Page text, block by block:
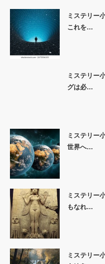
ミステリー
これを…
ミステリー
グは必…
ミステリー
世界へ…
ミステリー
もなれ…
ミステリー